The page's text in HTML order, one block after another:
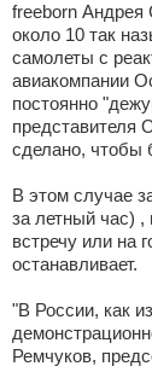
freeborn Андрея
около 10 так
самолеты с
авиакомпании
постоянно
представителя
сделано, чтобы
В этом случае
за летный час)
встречу или на
останавливает.
"В России, как
Ремчуков,